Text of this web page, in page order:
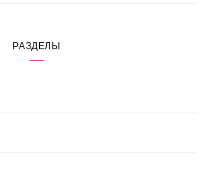
РАЗДЕЛЫ